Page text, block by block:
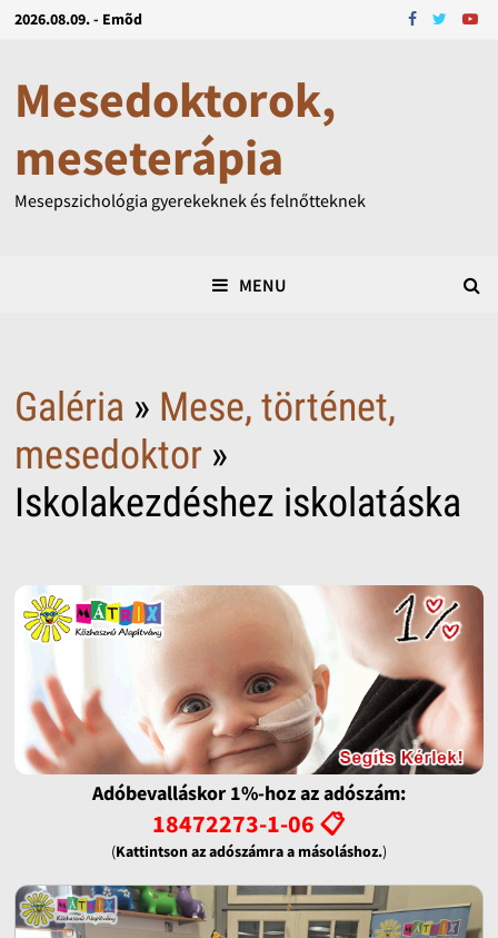
2026.08.09. - Emõd
Mesedoktorok,
meseterápia
Mesepszichológia gyerekeknek és felnőtteknek
MENU
Galéria » Mese, történet,
mesedoktor»
Iskolakezdéshez iskolatáska
Adóbevalláskor 1%-hoz az adószám:
18472273-1-06 📋
(Kattintson az adószámra a másoláshoz.)